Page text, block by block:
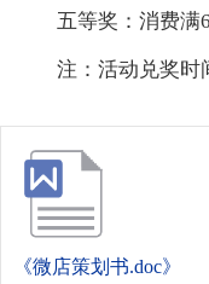
五等奖：消费满
注：活动兑奖时
《微店策划书.doc》